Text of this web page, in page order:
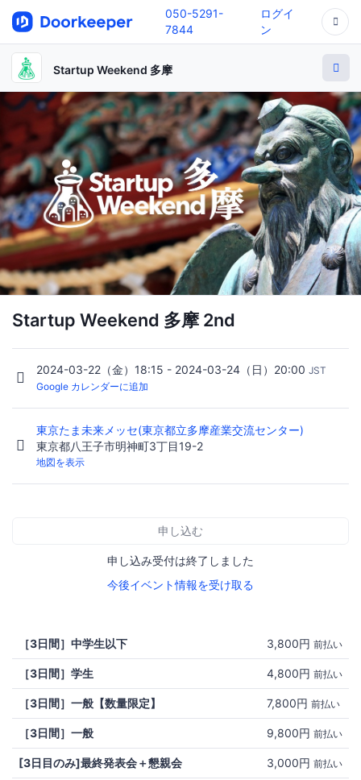
050-5291-
7844
ログイ
ン
Startup Weekend 多摩
Startup Weekend 多摩 2nd
2024-03-22（金）18:15 - 2024-03-24（日）20:00 JST
Google カレンダーに追加
東京たま未来メッセ(東京都立多摩産業交流センター)
東京都八王子市明神町3丁目19-2
地図を表示
申し込む
申し込み受付は終了しました
今後イベント情報を受け取る
［3日間］中学生以下 3,800円 前払い
［3日間］学生 4,800円 前払い
［3日間］一般【数量限定】 7,800円 前払い
［3日間］一般 9,800円 前払い
[3日目のみ]最終発表会＋懇親会 3,000円 前払い